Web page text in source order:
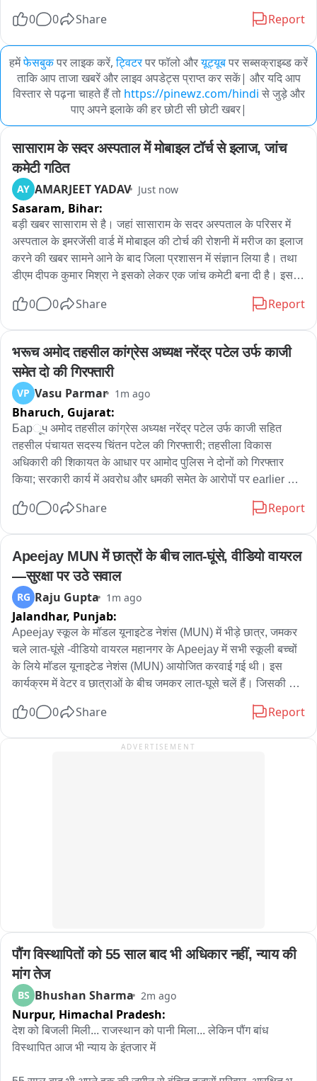
0
0 Share Report
हमेंफेसबुकपर लाइक करें, ट्विटरपर फॉलो औरयूट्यूबपर सब्सक्राइब्ड करें
ताकि आप ताजा खबरें और लाइव अपडेट्स प्राप्त कर सकें| और यदि आप
विस्तार से पढ़ना चाहते हैं तो https://pinewz.com/hindi से जुड़े और
पाए अपने इलाके की हर छोटी सी छोटी खबर|
सासाराम के सदर अस्पताल में मोबाइल टॉर्च से इलाज, जांच
कमेटी गठित
AY AMARJEET YADAV Just now
Sasaram, Bihar:
बड़ी खबर सासाराम से है। जहां सासाराम के सदर अस्पताल के परिसर में
अस्पताल के इमरजेंसी वार्ड में मोबाइल की टोर्च की रोशनी में मरीज का इलाज
करने की खबर सामने आने के बाद जिला प्रशासन में संज्ञान लिया है। तथा
डीएम दीपक कुमार मिश्रा ने इसको लेकर एक जांच कमेटी बना दी है। इस
जाएगी। बता दे की सासाराम के सदर अस्पताल परिसर में मॉडल हॉस्पिटल
की गई है। लेकिन कमोबेश ऑपरेटर की नियुक्ति नहीं होने के कारण
पावरकट के बाद जनरेटर चलने में थोड़ी देर हो जाती है। जबकि
आपातकालीन कक्ष में इनवर्टर की व्यवस्था की गई है। कल जिस तरह से
पावरकट हुआ तथा उस दौरान जिन मरीजों का इलाज चल रहा था, उन्हें
मोबाइल के टोर्च की रोशनी में इलाज करना पड़ा। इस संबंध में बताया गया कि
इनवर्टर की लाइन से बैकअप दिया गया है। लेकिन अचानक एमसीबी में कुछ
तकनीकी खराबी आ गई। जिस कारण पावरकट हुआ। लेकिन कुछ ही क्षण
के लिए बिजली गुल हुई थी। लेकिन फिर बिजली बहाल कर दी गई।
0 0 Share Report
भरूच अमोद तहसील कांग्रेस अध्यक्ष नरेंद्र पटेल उर्फ काजी
समेत दो की गिरफ्तारी
VP Vasu Parmar 1m ago
Bharuch, Gujarat:
Барૂч अमोद तहसील कांग्रेस अध्यक्ष नरेंद्र पटेल उर्फ काजी सहित
तहसील पंचायत सदस्य चिंतन पटेल की गिरफ्तारी; तहसीला विकास
अधिकारी की शिकायत के आधार पर आमोद पुलिस ने दोनों को गिरफ्तार
किया; सरकारी कार्य में अवरोध और धमकी समेत के आरोपों पर earlier
वातावरण में चर्चा; भरूच जिला कांग्रेस अध्यक्ष राजेंद्रसिंह राणा और MAJI
की मौजूदगी से आमोद पुलिस थाना में राजनीतिक माहौल गरमाया
0 0 Share Report
Apeejay MUN में छात्रों के बीच लात-घूंसे, वीडियो वायरल
—सुरक्षा पर उठे सवाल
RG Raju Gupta 1m ago
Jalandhar, Punjab:
Apeejay स्कूल के मॉडल यूनाइटेड नेशंस (MUN) में भीड़े छात्र, जमकर
चले लात-घूंसे -वीडियो वायरल महानगर के Apeejay में सभी स्कूली बच्चों
के लिये मॉडल यूनाइटेड नेशंस (MUN) आयोजित करवाई गई थी। इस
कार्यक्रम में वेटर व छात्राओं के बीच जमकर लात-घूसे चलें हैं। जिसकी
एपीजे कॉलेज परिसर में विभिन्न स्कूलों के बच्चों के लिए खानपान का
स्कूलों के छात्र मौजूद थे। इसी बीच किसी बात को लेकर कुछ बच्चों के बीच
0 0 Share Report
ADVERTISEMENT
पौंग विस्थापितों को 55 साल बाद भी अधिकार नहीं, न्याय की
मांग तेज
BS Bhushan Sharma 2m ago
Nurpur, Himachal Pradesh:
देश को बिजली मिली... राजस्थान को पानी मिला... लेकिन पौंग बांध
विस्थापित आज भी न्याय के इंतजार में